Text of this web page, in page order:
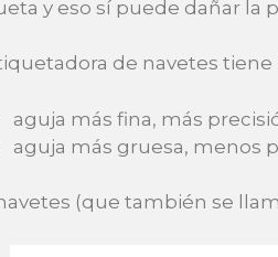
y eso sí puede dañar la
de navetes
aguja más fina, más
aguja más gruesa, menos
(que también se